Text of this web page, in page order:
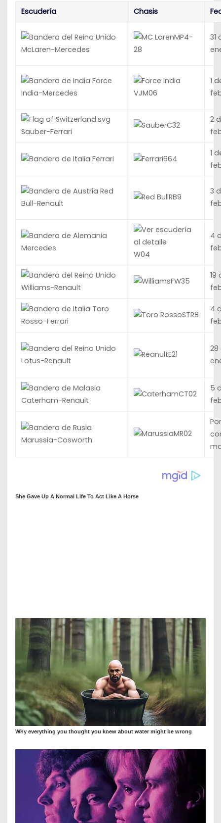
Escudería Chasis
McLaren-Mercedes
MP4-
28
31
Force
India-Mercedes
VJM06
1
Sauber-Ferrari
C32
2
Ferrari 664
1
Red
Bull-Renault
RB9
3
Mercedes
W04
4
Williams-Renault
FW35
19
Toro
Rosso-Ferrari
STR8
4
Lotus-Renault
E21
28
Caterham-Renault
CT02
5
Marussia-Cosworth
MR02
Por